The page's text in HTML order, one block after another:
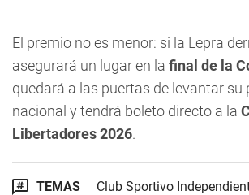
El premio no es menor: si la Lepra
asegurará un lugar en la final de la
quedará a las puertas de levantar su
nacional y tendrá boleto directo a la
Libertadores 2026.
TEMAS
Club Sportivo